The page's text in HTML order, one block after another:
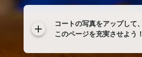
コートの写真をアップして、
このページを充実させよう！